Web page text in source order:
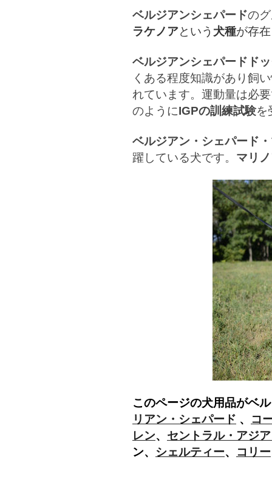
ベルジアンシェパードの
ラケノアという 犬種が存
ベルジアンシェパードド
くある程度知識があり飼
れています。 運動量は必
のようにIGPの訓練試験を
ベルジアン・シェパード
躍している犬です。 マリ
このページの犬用品がベ
リアン・シェパード 、 コ
レン、 セントラル・アジ
ン、 シェルティー、 コリー